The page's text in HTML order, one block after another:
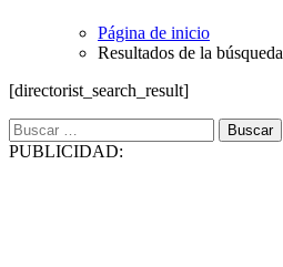
Página de inicio
Resultados de la búsqueda
[directorist_search_result]
Buscar:
PUBLICIDAD: